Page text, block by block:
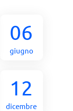
06
giugno
12
dicembre